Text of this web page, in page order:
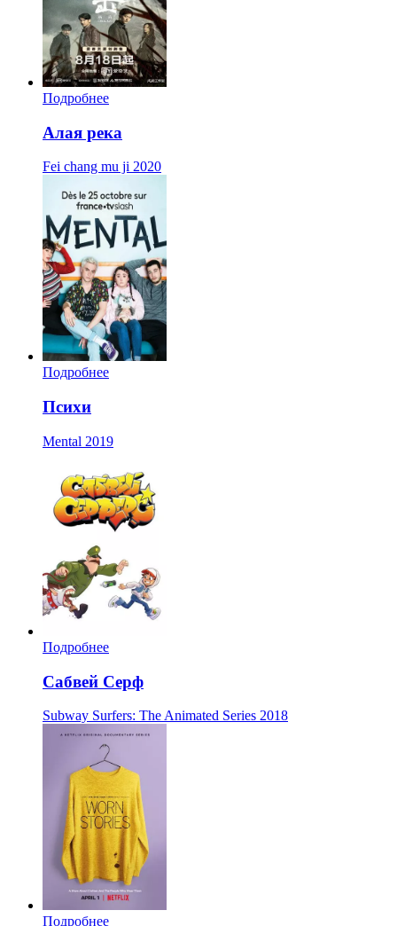
Подробнее
Алая река
Fei chang mu ji 2020
Подробнее
Психи
Mental 2019
Подробнее
Сабвей Серф
Subway Surfers: The Animated Series 2018
Подробнее